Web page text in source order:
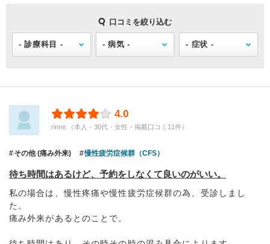
口コミを絞り込む
4.0
rinne.（本人・30代・女性・掲載口コミ11件）
その他 (痛み外来) 慢性疲労症候群（CFS）
待ち時間はあるけど、予約をしなくて良いのがいい。
私の場合は、慢性疼痛や慢性疲労症候群の為、受診しまし
た。
痛み外来があるとのことで。